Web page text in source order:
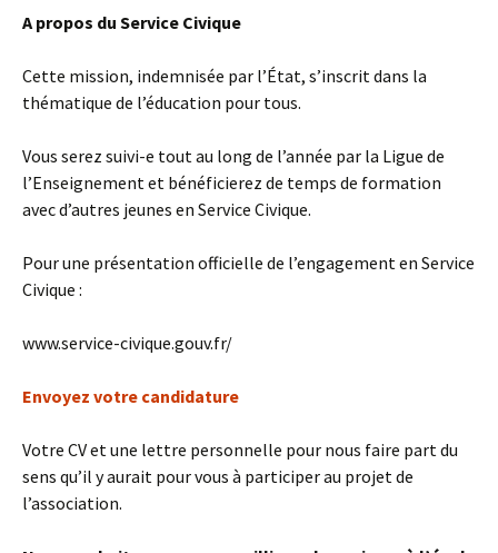
A propos du Service Civique
Cette mission, indemnisée par l’État, s’inscrit dans la
thématique de l’éducation pour tous.
Vous serez suivi-e tout au long de l’année par la Ligue de
l’Enseignement et bénéficierez de temps de formation
avec d’autres jeunes en Service Civique.
Pour une présentation officielle de l’engagement en Service
Civique :
www.service-civique.gouv.fr/
Envoyez votre candidature
Votre CV et une lettre personnelle pour nous faire part du
sens qu’il y aurait pour vous à participer au projet de
l’association.